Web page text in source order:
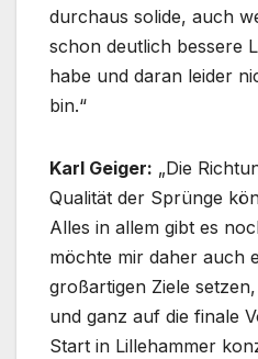
durchaus solide, auch
schon deutlich bessere
habe und daran leider
bin.“
Karl Geiger: „Die
Qualität der Sprünge
Alles in allem gibt es
möchte mir daher auch
großartigen Ziele
und ganz auf die finale
Start in Lillehammer